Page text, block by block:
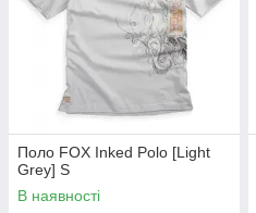
Поло FOX Inked Polo [Light
Grey] S
В наявності